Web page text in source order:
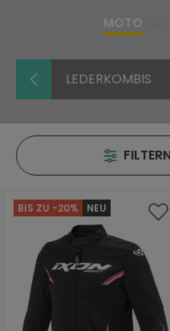
MOTO
LEDERKOMBIS
BIS ZU -20% NEU